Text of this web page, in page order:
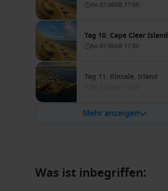
An 07:00AB 17:00
Tag 10. Cape Clear Island
An 07:00AB 17:00
Tag 11. Kinsale, Irland
Mehr anzeigen
Was ist inbegriffen: